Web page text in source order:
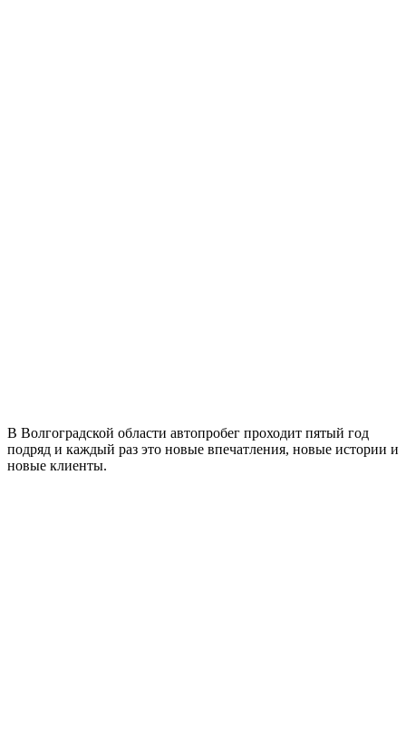
В Волгоградской области автопробег проходит пятый год
подряд и каждый раз это новые впечатления, новые истории и
новые клиенты.